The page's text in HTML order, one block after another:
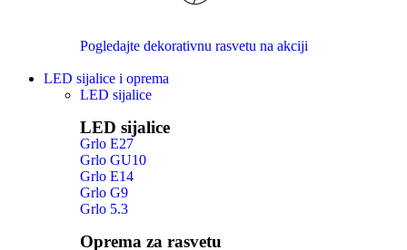
Pogledajte dekorativnu rasvetu na akciji
LED sijalice i oprema
LED sijalice
LED sijalice
Grlo E27
Grlo GU10
Grlo E14
Grlo G9
Grlo 5.3
Oprema za rasvetu